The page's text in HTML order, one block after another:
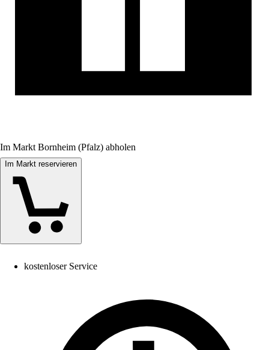
Im Markt Bornheim (Pfalz) abholen
Im Markt reservieren
kostenloser Service